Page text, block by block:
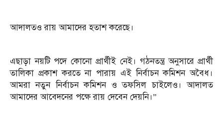
আদালতও রায় আমাদের হতাশ করেছে।
এছাড়া নয়টি পদে কোনো প্রার্থীই নেই। গঠনতন্ত্র অনুসারে প্রার্থী
তালিকা প্রকাশ করতে না পারায় এই নির্বাচন কমিশন অবৈধ।
আমরা নতুন নির্বাচন কমিশন ও তফসিল চাইলেও। আদালত
আমাদের আবেদনের পক্ষে রায় দেবেন দেয়নি।”